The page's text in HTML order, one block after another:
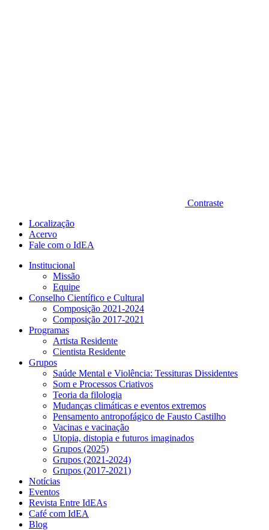
Contraste
Localização
Acervo
Fale com o IdEA
Institucional
Missão
Equipe
Conselho Científico e Cultural
Composição 2021-2024
Composição 2017-2021
Programas
Artista Residente
Cientista Residente
Grupos
Saúde Mental e Violência: Tessituras Dissidentes
Som e Processos Criativos
Teoria da filologia
Mudanças climáticas e eventos extremos
Pensamento antropofágico de Fausto Castilho
Vacinas e vacinação
Utopia, distopia e futuros imaginados
Grupos (2025)
Grupos (2021-2024)
Grupos (2017-2021)
Notícias
Eventos
Revista Entre IdEAs
Café com IdEA
Blog